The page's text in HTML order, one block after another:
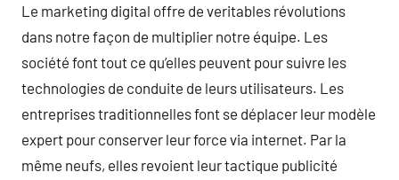
Le marketing digital offre de veritables révolutions
dans notre façon de multiplier notre équipe. Les
société font tout ce qu’elles peuvent pour suivre les
technologies de conduite de leurs utilisateurs. Les
entreprises traditionnelles font se déplacer leur modèle
expert pour conserver leur force via internet. Par la
même neufs, elles revoient leur tactique publicité